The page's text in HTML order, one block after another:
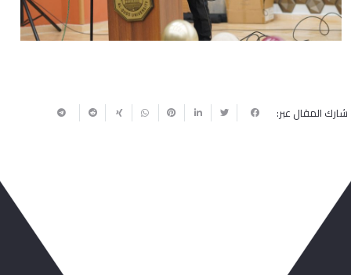
شارك المقال عبر: